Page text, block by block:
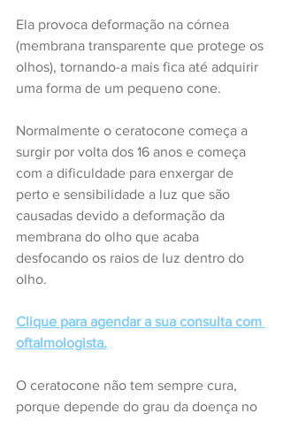
Ela provoca deformação na córnea
(membrana transparente que protege os
olhos), tornando-a mais fica até adquirir
uma forma de um pequeno cone.
Normalmente o ceratocone começa a
surgir por volta dos 16 anos e começa
com a dificuldade para enxergar de
perto e sensibilidade a luz que são
causadas devido a deformação da
membrana do olho que acaba
desfocando os raios de luz dentro do
olho.
Clique para agendar a sua consulta com
oftalmologista.
O ceratocone não tem sempre cura,
porque depende do grau da doença no